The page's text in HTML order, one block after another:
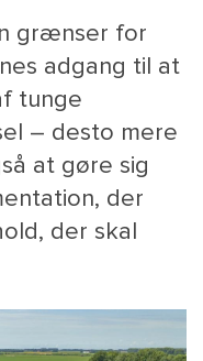
grænser for
adgang til at
tunge
– desto mere
at gøre sig
der
der skal